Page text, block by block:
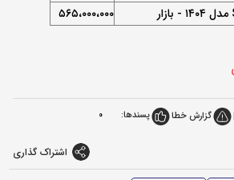
۵۶۵،۰۰۰،۰۰۰
گزارش خطا پسندها: 0
اشتراک گذاری